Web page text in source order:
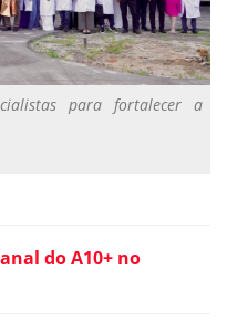
para fortalecer a
do A10+ no